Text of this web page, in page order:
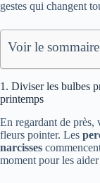
gestes qui changent
Voir le sommaire
1. Diviser les bulbes
printemps
En regardant de près,
fleurs pointer. Les
narcisses
moment pour les